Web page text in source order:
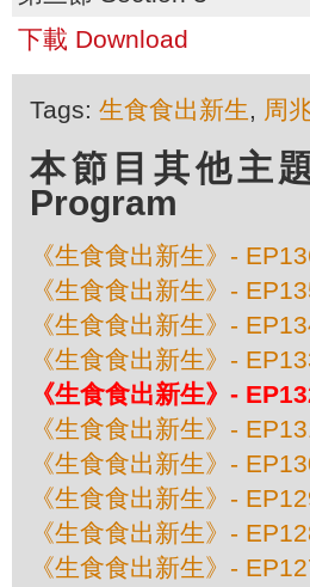
下載 Download
Tags: 生食食出新生, 周
本節目其他主
Program
《生食食出新生》-
《生食食出新生》-
《生食食出新生》-
《生食食出新生》-
《生食食出新生》-
《生食食出新生》-
《生食食出新生》-
《生食食出新生》-
《生食食出新生》-
《生食食出新生》-